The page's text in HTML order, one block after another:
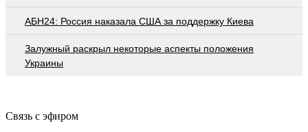
АБН24: Россия наказала США за поддержку Киева
Залужный раскрыл некоторые аспекты положения
Украины
Связь с эфиром